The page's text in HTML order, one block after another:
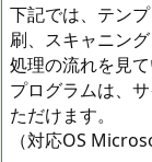
下記では、テン
刷、スキャニン
処理の流れを見て
プログラムは、
ただけます。
（対応OS